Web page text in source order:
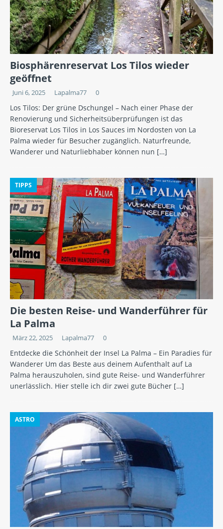
Biosphärenreservat Los Tilos wieder
geöffnet
Juni 6, 2025 Lapalma77 0
Los Tilos: Der grüne Dschungel – Nach einer Phase der
Renovierung und Sicherheitsüberprüfungen ist das
Bioreservat Los Tilos in Los Sauces im Nordosten von La
Palma wieder für Besucher zugänglich. Naturfreunde,
Wanderer und Naturliebhaber können nun […]
TIPPS
Die besten Reise- und Wanderführer für
La Palma
März 22, 2025 Lapalma77 0
Entdecke die Schönheit der Insel La Palma – Ein Paradies für
Wanderer Um das Beste aus deinem Aufenthalt auf La
Palma herauszuholen, sind gute Reise- und Wanderführer
unerlässlich. Hier stelle ich dir zwei gute Bücher […]
ASTRO